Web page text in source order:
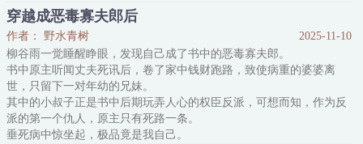
只是林言还没来得及动手动脚，脑子里突然钻进来一大堆回忆，早死
的娘，沉默的爹，还有被恶毒后娘欺负的他……
林言：哦，原来他穿书了。
眼前的男人不仅是未来的首辅，还是主角未来发家致富的超大金手
指。
而自己，是主角早死的炮灰夫郎。
林言：……我会种地，会做饭，如何从大山走出去的心得更是数不
穿越成恶毒寡夫郎后
作者： 野水青树
2025-11-10
柳谷雨一觉睡醒睁眼，发现自己成了书中的恶毒寡夫郎。
书中原主听闻丈夫死讯后，卷了家中钱财跑路，致使病重的婆婆离
世，只留下一对年幼的兄妹。
其中的小叔子正是书中后期玩弄人心的权臣反派，可想而知，作为反
派的第一个仇人，原主只有死路一条。
垂死病中惊坐起，极品竟是我自己。